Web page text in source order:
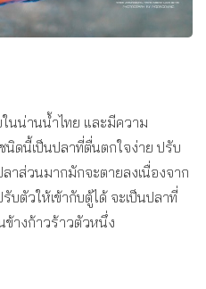
นน่านน้ำไทย และมีความ
ดนี้เป็นปลาที่ตื่นตกใจง่าย ปรับ
าส่วนมากมักจะตายลงเนื่องจาก
ตัวให้เข้ากับตู้ได้ จะเป็นปลาที่
างก้าวร้าวตัวหนึ่ง